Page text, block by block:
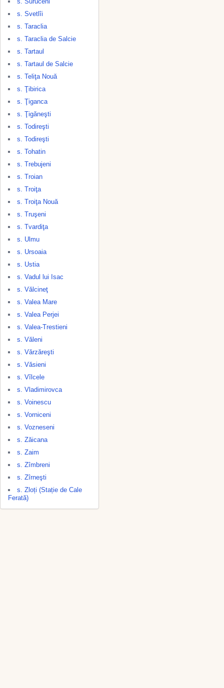
s. Svetlîi
s. Taraclia
s. Taraclia de Salcie
s. Tartaul
s. Tartaul de Salcie
s. Teliţa Nouă
s. Ţibirica
s. Ţiganca
s. Ţigăneşti
s. Todireşti
s. Todireşti
s. Tohatin
s. Trebujeni
s. Troian
s. Troiţa
s. Troiţa Nouă
s. Truşeni
s. Tvardiţa
s. Ulmu
s. Ursoaia
s. Ustia
s. Vadul lui Isac
s. Vălcineţ
s. Valea Mare
s. Valea Perjei
s. Valea-Trestieni
s. Văleni
s. Vărzăreşti
s. Văsieni
s. Vîlcele
s. Vladimirovca
s. Voinescu
s. Vorniceni
s. Vozneseni
s. Zăicana
s. Zaim
s. Zîmbreni
s. Zîrneşti
s. Zloți (Stație de Cale
Ferată)